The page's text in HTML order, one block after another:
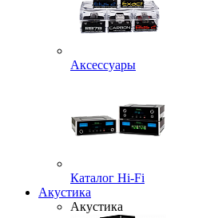
Аксессуары
Каталог Hi-Fi
Акустика
Акустика